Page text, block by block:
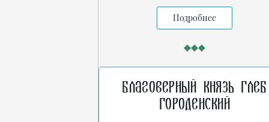
Подробнее
Благоверный князь Глеб
Городенский